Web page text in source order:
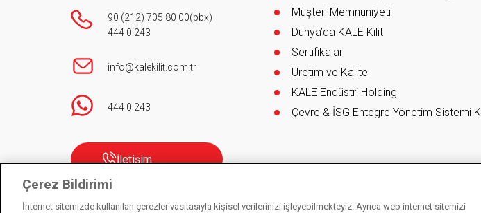
90 (212) 705 80 00(pbx)
444 0 243
info@kalekilit.com.tr
444 0 243
İletişim
Müşteri Memnuniyeti
Dünya’da KALE Kilit
Sertifikalar
Üretim ve Kalite
KALE Endüstri Holding
Çevre & İSG Entegre Yönetim Sistemi
Çerez Bildirimi
İnternet sitemizde kullanılan çerezler vasıtasıyla kişisel verilerinizi işleyebilmekteyiz. Ayrıca web internet sitemizi